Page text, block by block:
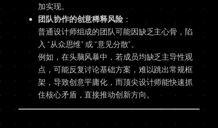
加实现。
团队协作的创意稀释风险：
普通设计师组成的团队可能因缺乏主心骨，陷
入 “从众思维” 或 “意见分散”。
例如，在头脑风暴中，若成员均缺乏主导性观
点，可能反复讨论基础方案，难以跳出常规框
架，导致创意平庸化，而顶尖设计师能快速抓
住核心矛盾，直接推动创新方向。